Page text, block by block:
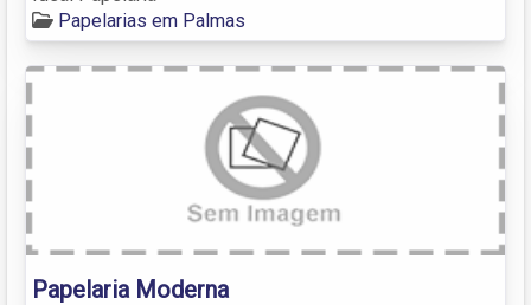
Papelarias em Palmas
Papelaria Moderna